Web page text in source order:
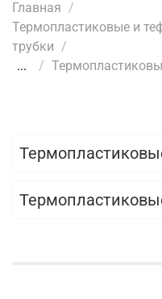
Главная
Термопластиковые и
трубки
...